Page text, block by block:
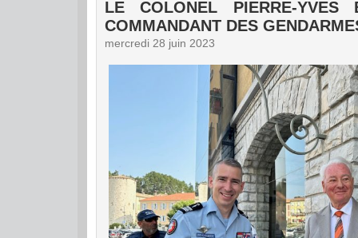
LE COLONEL PIERRE-YVES
COMMANDANT DES
mercredi 28 juin 2023